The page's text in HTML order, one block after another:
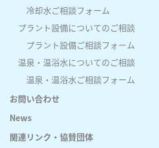
冷却水ご相談フォーム
プラント設備についてのご相談
プラント設備ご相談フォーム
温泉・温浴水についてのご相談
温泉・温浴水ご相談フォーム
お問い合わせ
News
関連リンク・協賛団体